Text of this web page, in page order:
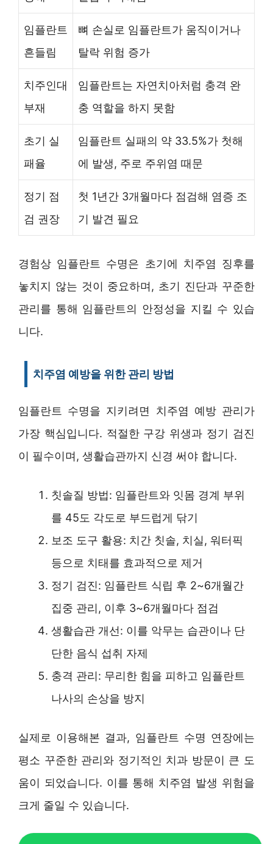
임플란트
흔들림
뼈 손실로 임플란트가 움직이거나
탈락 위험 증가
치주인대
부재
임플란트는 자연치아처럼 충격 완
충 역할을 하지 못함
초기 실
패율
임플란트 실패의 약 33.5%가 첫해
에 발생, 주로 주위염 때문
정기 점
검 권장
첫 1년간 3개월마다 점검해 염증 조
기 발견 필요
경험상 임플란트 수명은 초기에 치주염 징후를
놓치지 않는 것이 중요하며, 초기 진단과 꾸준한
관리를 통해 임플란트의 안정성을 지킬 수 있습
니다.
치주염 예방을 위한 관리 방법
임플란트 수명을 지키려면 치주염 예방 관리가
가장 핵심입니다. 적절한 구강 위생과 정기 검진
이 필수이며, 생활습관까지 신경 써야 합니다.
칫솔질 방법: 임플란트와 잇몸 경계 부위
를 45도 각도로 부드럽게 닦기
보조 도구 활용: 치간 칫솔, 치실, 워터픽
등으로 치태를 효과적으로 제거
정기 검진: 임플란트 식립 후 2~6개월간
집중 관리, 이후 3~6개월마다 점검
생활습관 개선: 이를 악무는 습관이나 단
단한 음식 섭취 자제
충격 관리: 무리한 힘을 피하고 임플란트
나사의 손상을 방지
실제로 이용해본 결과, 임플란트 수명 연장에는
평소 꾸준한 관리와 정기적인 치과 방문이 큰 도
움이 되었습니다. 이를 통해 치주염 발생 위험을
크게 줄일 수 있습니다.